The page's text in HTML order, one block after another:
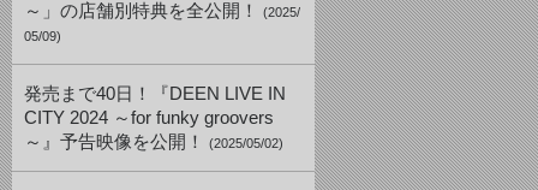
～」の店舗別特典を全公開！
(2025/
05/09)
発売まで40日！『DEEN LIVE IN
CITY 2024 ～for funky groovers
～』予告映像を公開！
(2025/05/02)